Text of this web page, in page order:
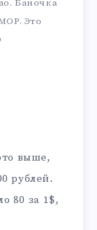
Баночка
Это
выше,
рублей.
80 за 1$,